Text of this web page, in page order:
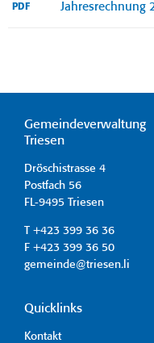
PDF Jahresrechnung
Gemeindeverwaltung
Triesen
Dröschistrasse 4
Postfach 56
FL-9495 Triesen
T +423 399 36 36
F +423 399 36 50
gemeinde@triesen.li
Quicklinks
Kontakt